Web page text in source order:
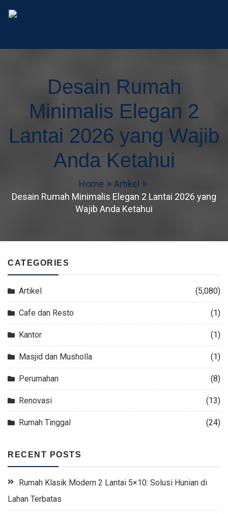
Desain Rumah
Minimalis Elegan 2
Lantai 2026 yang Wajib
Anda Ketahui
Home
Artikel
Desain Rumah Minimalis Elegan 2 Lantai 2026 yang
Wajib Anda Ketahui
CATEGORIES
Artikel (5,080)
Cafe dan Resto (1)
Kantor (1)
Masjid dan Musholla (1)
Perumahan (8)
Renovasi (13)
Rumah Tinggal (24)
RECENT POSTS
Rumah Klasik Modern 2 Lantai 5×10: Solusi Hunian di
Lahan Terbatas